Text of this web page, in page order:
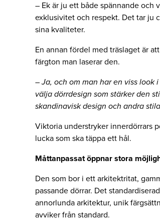
– Ek är ju ett både spännande och
exklusivitet och respekt. Det tar ju
sina kvaliteter.
En annan fördel med träslaget är
färgton man laserar den.
– Ja, och om man har en viss look
välja dörrdesign som stärker den
skandinavisk design och andra
Viktoria understryker innerdörrars
lucka som ska täppa ett hål.
Måttanpassat öppnar stora
Den som bor i ett arkitektritat,
passande dörrar. Det
annorlunda arkitektur, unik
avviker från standard.